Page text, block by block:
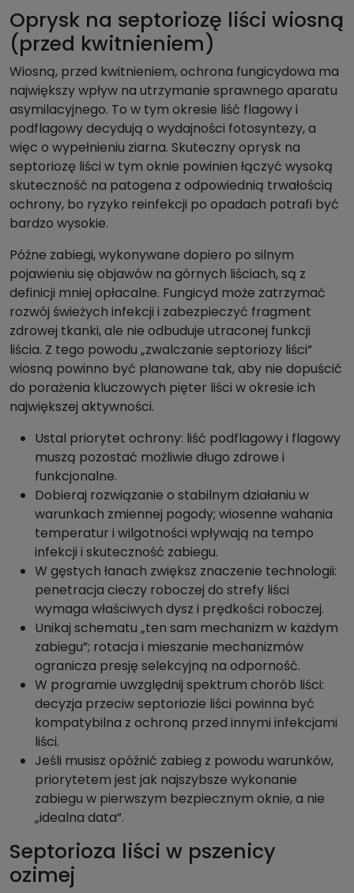
Oprysk na septoriozę liści wiosną
(przed kwitnieniem)
Wiosną, przed kwitnieniem, ochrona fungicydowa ma
największy wpływ na utrzymanie sprawnego aparatu
asymilacyjnego. To w tym okresie liść flagowy i
podflagowy decydują o wydajności fotosyntezy, a
więc o wypełnieniu ziarna. Skuteczny oprysk na
septoriozę liści w tym oknie powinien łączyć wysoką
skuteczność na patogena z odpowiednią trwałością
ochrony, bo ryzyko reinfekcji po opadach potrafi być
bardzo wysokie.
Późne zabiegi, wykonywane dopiero po silnym
pojawieniu się objawów na górnych liściach, są z
definicji mniej opłacalne. Fungicyd może zatrzymać
rozwój świeżych infekcji i zabezpieczyć fragment
zdrowej tkanki, ale nie odbuduje utraconej funkcji
liścia. Z tego powodu „zwalczanie septoriozy liści”
wiosną powinno być planowane tak, aby nie dopuścić
do porażenia kluczowych pięter liści w okresie ich
największej aktywności.
Ustal priorytet ochrony: liść podflagowy i flagowy
muszą pozostać możliwie długo zdrowe i
funkcjonalne.
Dobieraj rozwiązanie o stabilnym działaniu w
warunkach zmiennej pogody; wiosenne wahania
temperatur i wilgotności wpływają na tempo
infekcji i skuteczność zabiegu.
W gęstych łanach zwiększ znaczenie technologii:
penetracja cieczy roboczej do strefy liści
wymaga właściwych dysz i prędkości roboczej.
Unikaj schematu „ten sam mechanizm w każdym
zabiegu”; rotacja i mieszanie mechanizmów
ogranicza presję selekcyjną na odporność.
W programie uwzględnij spektrum chorób liści:
decyzja przeciw septoriozie liści powinna być
kompatybilna z ochroną przed innymi infekcjami
liści.
Jeśli musisz opóźnić zabieg z powodu warunków,
priorytetem jest jak najszybsze wykonanie
zabiegu w pierwszym bezpiecznym oknie, a nie
„idealna data”.
Septorioza liści w pszenicy
ozimej